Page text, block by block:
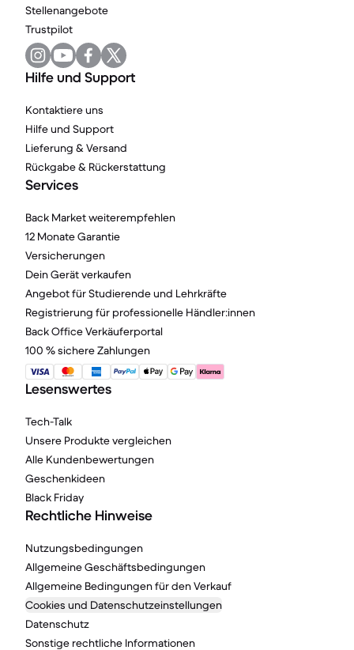
Stellenangebote
Trustpilot
Hilfe und Support
Kontaktiere uns
Hilfe und Support
Lieferung & Versand
Rückgabe & Rückerstattung
Services
Back Market weiterempfehlen
12 Monate Garantie
Versicherungen
Dein Gerät verkaufen
Angebot für Studierende und Lehrkräfte
Registrierung für professionelle Händler:innen
Back Office Verkäuferportal
100 % sichere Zahlungen
Lesenswertes
Tech-Talk
Unsere Produkte vergleichen
Alle Kundenbewertungen
Geschenkideen
Black Friday
Rechtliche Hinweise
Nutzungsbedingungen
Allgemeine Geschäftsbedingungen
Allgemeine Bedingungen für den Verkauf
Cookies und Datenschutzeinstellungen
Datenschutz
Sonstige rechtliche Informationen